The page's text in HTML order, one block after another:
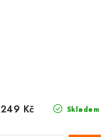
Skladem
249 Kč